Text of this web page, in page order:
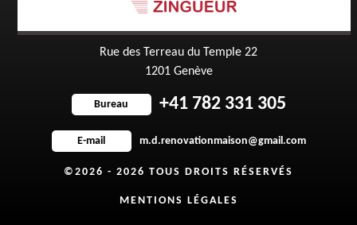
Rue des Terreau du Temple 22
1201 Genève
Bureau +41 782 331 305
E-mail m.d.renovationmaison@gmail.com
©2026 - 2026 TOUS DROITS RÉSERVÉS
MENTIONS LÉGALES